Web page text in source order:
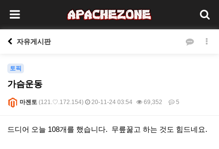
자유게시판
토픽
가슴운동
마젠토 (121.♡.172.154) 20-11-24 03:54 69,352 5
본문
드디어 오늘 108개를 했습니다. 무릎꿇고 하는 것도 힘드네요.